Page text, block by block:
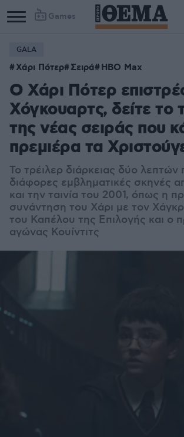
Games
GALA
Χάρι Πότερ Σειρά HBO Max
Ο Χάρι Πότερ
Χόγκουαρτς, δείτε το
της νέας σειράς που
πρεμιέρα τα
Το τρέιλερ διάρκειας δύο λεπτών
διάφορες εμβληματικές σκηνές
και την ταινία του 2001, όπως η
συνάντηση του Χάρι με τον
του Καπέλου της Επιλογής και ο
αγώνας Κουίντιτς